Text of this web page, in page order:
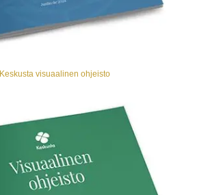
Keskusta visuaalinen ohjeisto